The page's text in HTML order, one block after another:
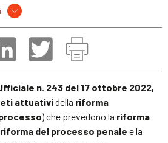
n. 243 del 17 ottobre 2022,
attuatividella riforma
) che prevedono la riforma
riforma del processo penale e la